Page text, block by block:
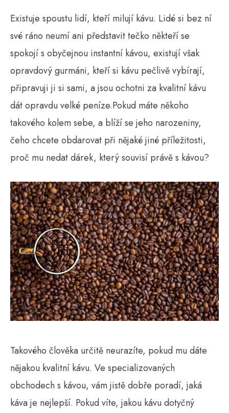
Existuje spoustu lidí, kteří milují kávu. Lidé si bez ní
své ráno neumí ani představit tečko někteří se
spokojí s obyčejnou instantní kávou, existují však
opravdový gurmáni, kteří si kávu pečlivě vybírají,
připravuji ji si sami, a jsou ochotni za kvalitní kávu
dát opravdu velké peníze.Pokud máte někoho
takového kolem sebe, a blíží se jeho narozeniny,
čeho chcete obdarovat při nějaké jiné příležitosti,
proč mu nedat dárek, který souvisí právě s kávou?
Takového člověka určitě neurazíte, pokud mu dáte
nějakou kvalitní kávu. Ve specializovaných
obchodech s kávou, vám jistě dobře poradí, jaká
káva je nejlepší. Pokud víte, jakou kávu dotyčný